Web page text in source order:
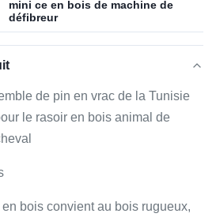
mini ce en bois de machine de
défibreur
de pin en vrac de la Tunisie
le rasoir en bois animal de
bois convient au bois rugueux,